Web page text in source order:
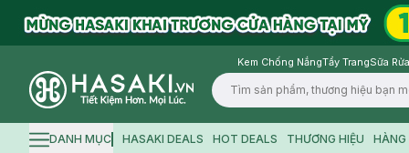
Kem Chống NắngTẩy TrangSữa
Logo
Hamburger icon
DANH MỤC HASAKI DEALS HOT DEALS THƯƠNG HIỆU HÀNG